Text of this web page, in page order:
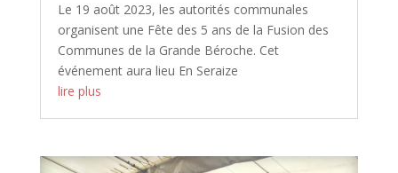
Le 19 août 2023, les autorités communales
organisent une Fête des 5 ans de la Fusion des
Communes de la Grande Béroche. Cet
événement aura lieu En Seraize
lire plus